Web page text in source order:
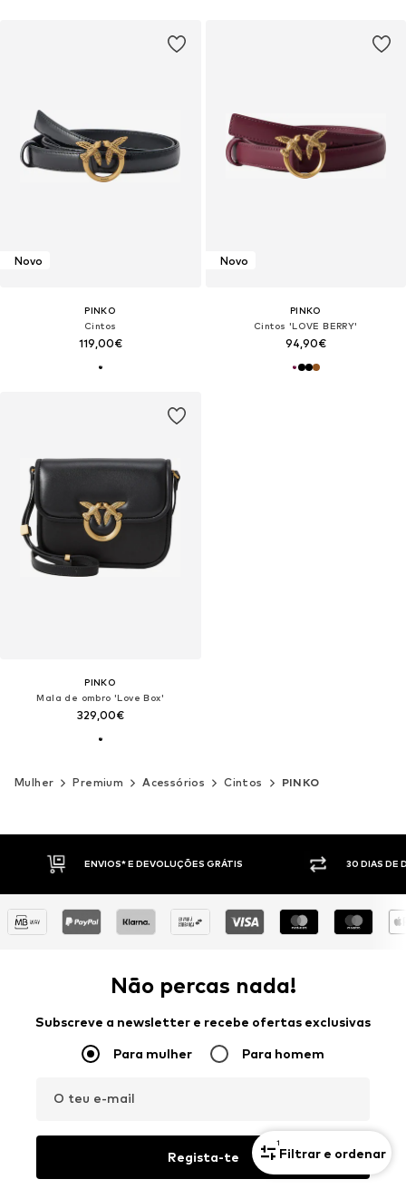
Novo
PINKO
Cintos
119,00€
Novo
PINKO
Cintos 'LOVE BERRY'
94,90€
PINKO
Mala de ombro 'Love Box'
329,00€
Mulher Premium Acessórios Cintos PINKO
1
Filtrar e ordenar
30 DIAS DE DIREITO DE DEVOLUÇÃO
Não percas nada!
Subscreve a newsletter e recebe ofertas exclusivas
Para mulher Para homem
O teu e-mail
Regista-te